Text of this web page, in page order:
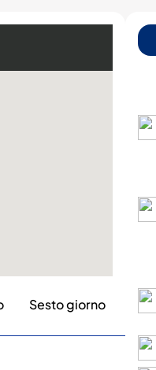
Sesto giorno